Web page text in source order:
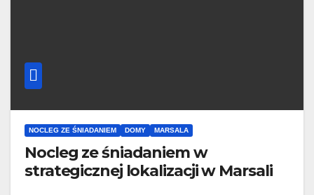
NOCLEG ZE ŚNIADANIEM DOMY MARSALA
Nocleg ze śniadaniem w
strategicznej lokalizacji w Marsali